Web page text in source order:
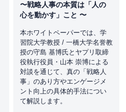
〜戦略人事の本質は「人の
心を動かす」こと 〜
本ホワイトペーパーでは、学
習院大学教授 / 一橋大学名誉教
授の守島 基博氏とヤプリ取締
役執行役員・山本 崇博による
対談を通じて、真の「戦略人
事」のあり方やエンゲージメ
ント向上の具体的手法につい
て解説します。